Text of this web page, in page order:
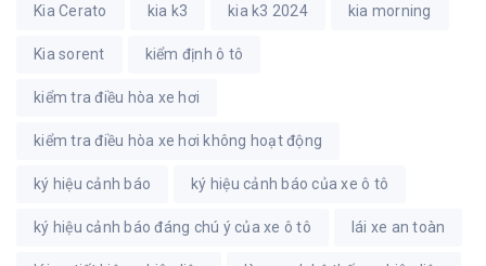
Kia Cerato kia k3 kia k3 2024 kia morning
Kia sorent kiểm định ô tô
kiểm tra điều hòa xe hơi
kiểm tra điều hòa xe hơi không hoạt động
ký hiệu cảnh báo ký hiệu cảnh báo của xe ô tô
ký hiệu cảnh báo đáng chú ý của xe ô tô lái xe an toàn